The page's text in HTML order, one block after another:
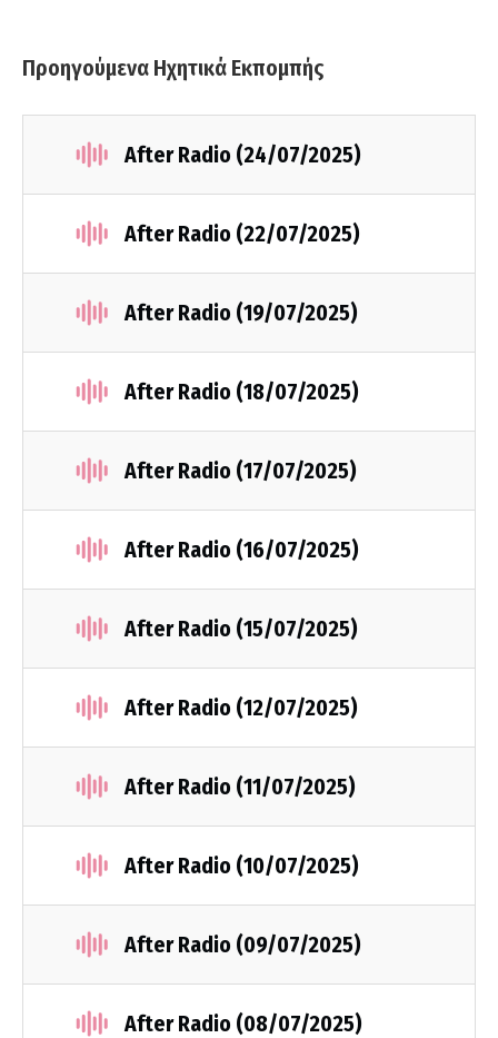
Προηγούμενα Ηχητικά Εκπομπής
After Radio (24/07/2025)
After Radio (22/07/2025)
After Radio (19/07/2025)
After Radio (18/07/2025)
After Radio (17/07/2025)
After Radio (16/07/2025)
After Radio (15/07/2025)
After Radio (12/07/2025)
After Radio (11/07/2025)
After Radio (10/07/2025)
After Radio (09/07/2025)
After Radio (08/07/2025)